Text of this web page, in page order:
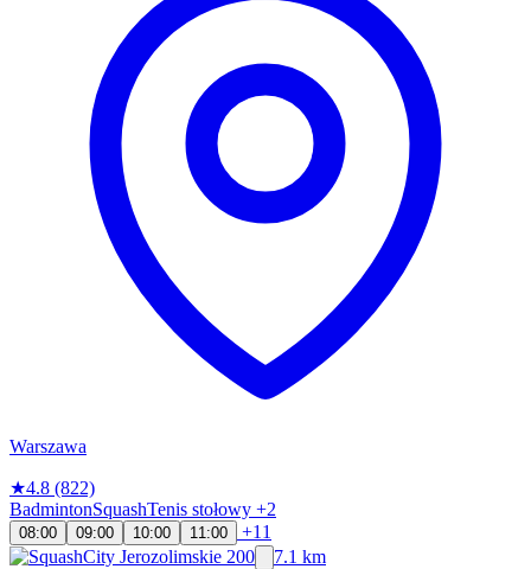
Warszawa
★4.8 (822)
BadmintonSquashTenis stołowy +2
08:00 09:00 10:00 11:00
+11
7.1 km